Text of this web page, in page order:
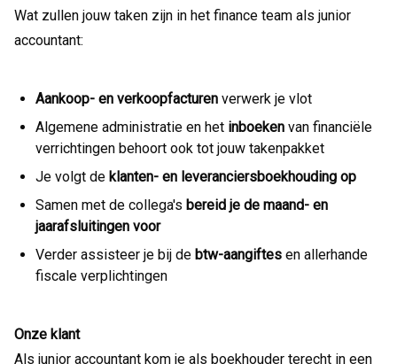
Wat zullen jouw taken zijn in het finance team als junior
accountant:
Aankoop- en verkoopfacturen verwerk je vlot
Algemene administratie en het inboeken van financiële
verrichtingen behoort ook tot jouw takenpakket
Je volgt de klanten- en leveranciersboekhouding op
Samen met de collega's bereid je de maand- en
jaarafsluitingen voor
Verder assisteer je bij de btw-aangiftes en allerhande
fiscale verplichtingen
Onze klant
Als junior accountant kom je als boekhouder terecht in een